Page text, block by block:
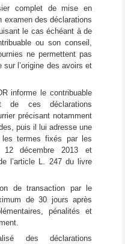
complet de mise en
examen des déclarations
le cas échéant à de
ou son conseil,
ne permettent pas
sur l’origine des avoirs et
informe le contribuable
de ces déclarations
précisant notamment
puis il lui adresse une
les termes fixés par les
décembre 2013 et
l’article L. 247 du livre
de transaction par le
de 30 jours après
pénalités et
des déclarations